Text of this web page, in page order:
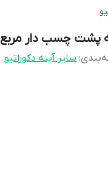
پشت چسب دار مربع
:سایر آینه دکوراتیو